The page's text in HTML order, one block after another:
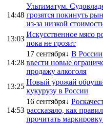
14:48
Ультиматум.
грозятся покинуть
из-за низкой
13:03
Искусственное мясо
пока не грозит
14:28
17 сентября↓ В
ввести новые
продажу алкоголя
13:25
Новый урожай
кукурузу в России
14:53
16 сентября↓
рассказало, как
прочитать маркировку